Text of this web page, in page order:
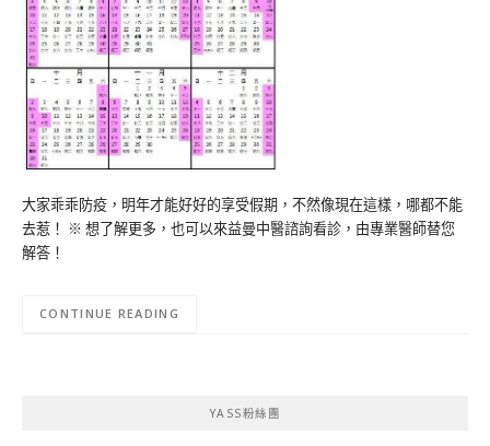
大家乖乖防疫，明年才能好好的享受假期，不然像現在這樣，哪都不能
去惹！ ※ 想了解更多，也可以來益曼中醫諮詢看診，由專業醫師替您
解答！
CONTINUE READING
YASS粉絲團